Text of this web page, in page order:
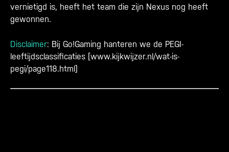
vernietigd is, heeft het team die zijn Nexus nog heeft
gewonnen.
Disclaimer: Bij Go!Gaming hanteren we de PEGI-
leeftijdsclassificaties [www.kijkwijzer.nl/wat-is-
pegi/page118.html]